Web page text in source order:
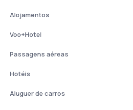
Alojamentos
Voo+Hotel
Passagens aéreas
Hotéis
Aluguer de carros